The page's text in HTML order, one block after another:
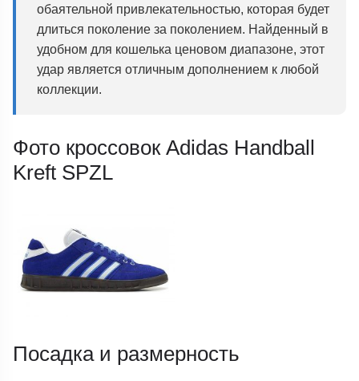
обаятельной привлекательностью, которая будет
длиться поколение за поколением. Найденный в
удобном для кошелька ценовом диапазоне, этот
удар является отличным дополнением к любой
коллекции.
Фото кроссовок Adidas Handball
Kreft SPZL
Посадка и размерность